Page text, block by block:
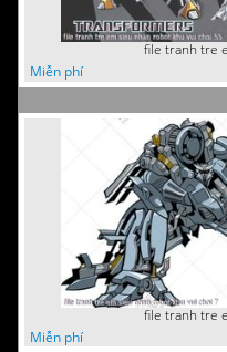
Miễn phí
Miễn phí